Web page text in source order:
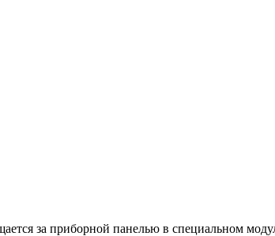
за приборной панелью в специальном